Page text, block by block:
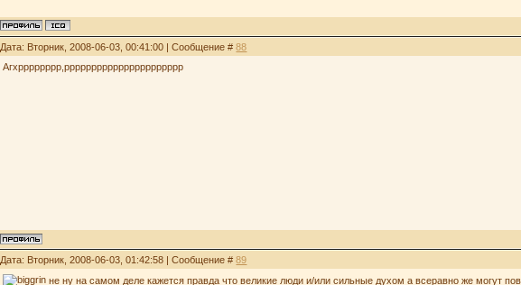
Дата: Вторник, 2008-06-03, 00:41:00 | Сообщение #88
Агхрррррррр,рррррррррррррррррррррр
Дата: Вторник, 2008-06-03, 01:42:58 | Сообщение #89
не ну на самом деле кажется правда что великие люди и/или сильные духом а всеравно же могут